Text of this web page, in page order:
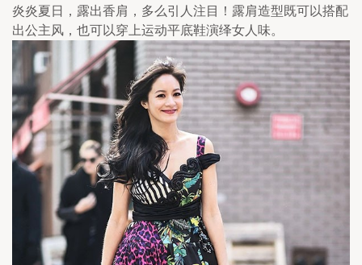
炎炎夏日，露出香肩，多么引人注目！露肩造型既可以搭配
出公主风，也可以穿上运动平底鞋演绎女人味。